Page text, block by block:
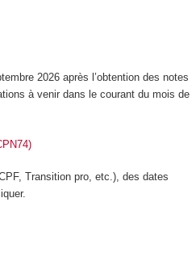
2026 après l’obtention des notes
à venir dans le courant du mois de
Transition pro, etc.), des dates